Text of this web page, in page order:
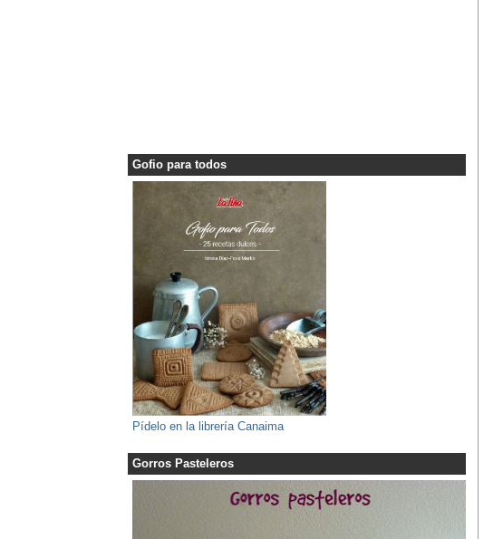
Gofio para todos
Pídelo en la librería Canaima
Gorros Pasteleros